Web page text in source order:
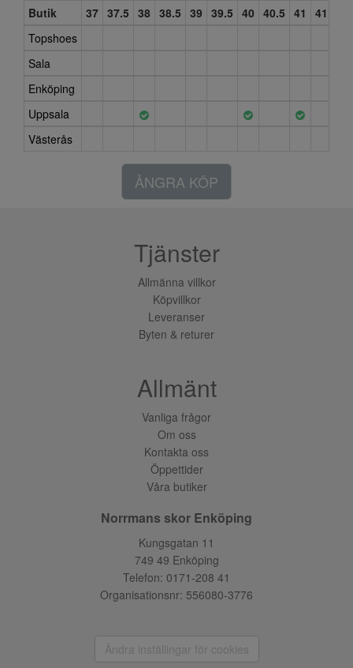
Butik
37 37.5 38 38.5 39 39.5 40 40.5 41 41.5
Topshoes
Sala
Enköping
Uppsala
Västerås
ÅNGRA KÖP
Tjänster
Allmänna villkor
Köpvillkor
Leveranser
Byten & returer
Allmänt
Vanliga frågor
Om oss
Kontakta oss
Öppettider
Våra butiker
Norrmans skor Enköping
Kungsgatan 11
749 49 Enköping
Telefon: 0171-208 41
Organisationsnr: 556080-3776
Ändra inställingar för cookies